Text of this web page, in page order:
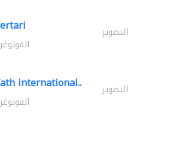
التصوير
international.. التصوير